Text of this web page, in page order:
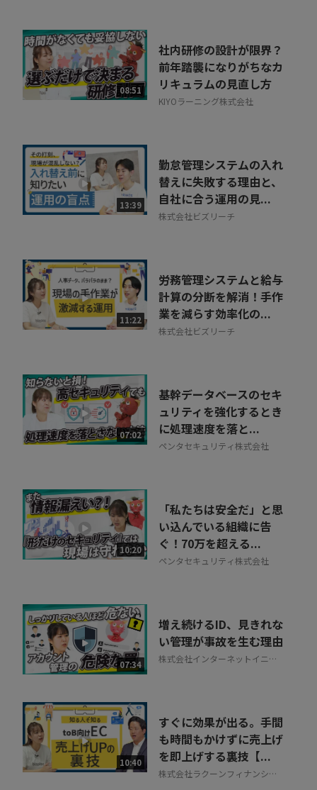
08:51
社内研修の設計が限界？
前年踏襲になりがちなカ
リキュラムの見直し方
KIYOラーニング株式会社
13:39
勤怠管理システムの入れ
替えに失敗する理由と、
自社に合う運用の見...
株式会社ビズリーチ
11:22
労務管理システムと給与
計算の分断を解消！手作
業を減らす効率化の...
株式会社ビズリーチ
07:02
基幹データベースのセキ
ュリティを強化するとき
に処理速度を落と...
ペンタセキュリティ株式会社
10:20
「私たちは安全だ」と思
い込んでいる組織に告
ぐ！70万を超える...
ペンタセキュリティ株式会社
07:34
増え続けるID、見きれな
い管理が事故を生む理由
株式会社インターネットイニシ
10:40
すぐに効果が出る。手間
も時間もかけずに売上げ
を即上げする裏技【...
株式会社ラクーンフィナンシャ